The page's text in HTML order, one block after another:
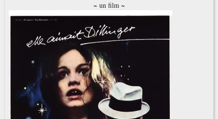
~ un film ~